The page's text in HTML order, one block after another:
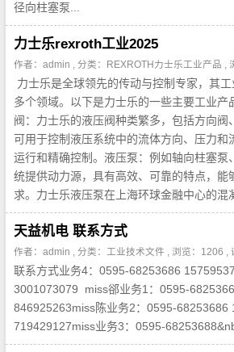
径向柱塞泵...
力士乐rexroth工业2025
作者：admin , 分类： REXROTH力士乐工业产品 ,
力士乐是全球领先的传动与控制专家，其
多个领域。以下是力士乐的一些主要工业产
阀：力士乐的液压阀种类繁多，包括方向阀
可用于控制液压系统中的流体方向、压力和
运行和精确控制。液压泵：例如轴向柱塞泵
统提供动力源，具有高效、可靠的特点，能
求。力士乐液压泵在上海环球金融中心的混
天益机电 联系方式
作者：admin , 分类： 工业技术文件 , 浏览：1206 ,
联系方式业务4：0595-68253686
3001073079 miss郤业务1：0595-
846925263miss陈业务2：0595-68253686
719429127miss业务3：0595-